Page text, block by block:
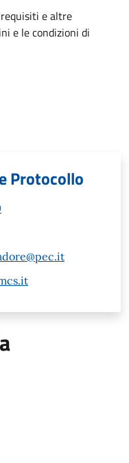
e altre
e le condizioni di
Protocollo